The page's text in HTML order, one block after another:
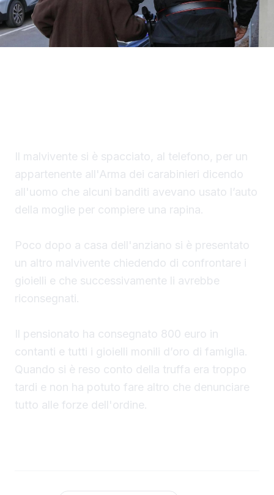
Il malvivente si è spacciato, al telefono, per un
appartenente all'Arma dei carabinieri dicendo
all'uomo che alcuni banditi avevano usato l’auto
della moglie per compiere una rapina.
Poco dopo a casa dell'anziano si è presentato
un altro malvivente chiedendo di confrontare i
gioielli e che successivamente li avrebbe
riconsegnati.
Il pensionato ha consegnato 800 euro in
contanti e tutti i gioielli monili d’oro di famiglia.
Quando si è reso conto della truffa era troppo
tardi e non ha potuto fare altro che denunciare
tutto alle forze dell'ordine.